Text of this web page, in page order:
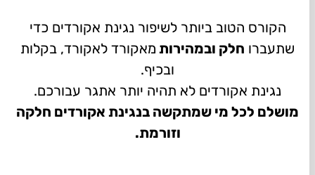
הקורס הטוב ביותר לשיפור נגינת אקורדים כדי
שתעברו חלק ובמהירות מאקורד לאקורד, בקלות
ובכיף.
נגינת אקורדים לא תהיה יותר אתגר עבורכם.
מושלם לכל מי שמתקשה בנגינת אקורדים חלקה
וזורמת.